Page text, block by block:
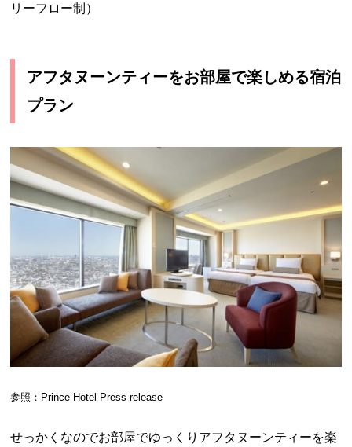
リーフロー制）
アフタヌーンティーをお部屋で楽しめる宿泊
プラン
参照：Prince Hotel Press release
せっかくなのでお部屋でゆっくりアフタヌーンティーを楽